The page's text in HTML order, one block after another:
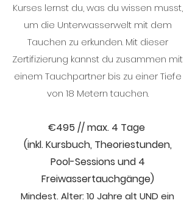
Kurses lernst du, was du wissen musst,
um die Unterwasserwelt mit dem
Tauchen zu erkunden. Mit dieser
Zertifizierung kannst du zusammen mit
einem Tauchpartner bis zu einer Tiefe
von 18 Metern tauchen.
€495 //max. 4 Tage
(inkl. Kursbuch, Theoriestunden,
Pool-Sessions und 4
Freiwassertauchgänge)
Mindest. Alter: 10 Jahre alt UND ein